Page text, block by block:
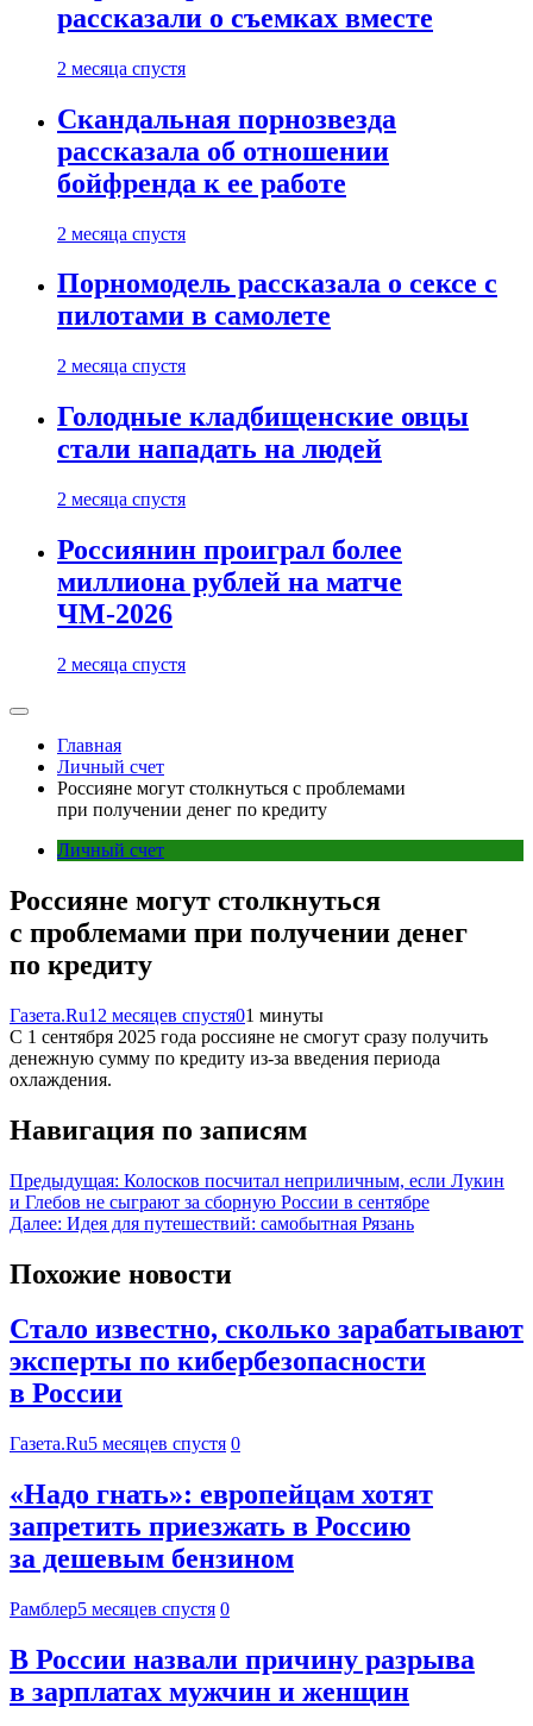
рассказали о съемках вместе
2 месяца спустя
Скандальная порнозвезда
рассказала об отношении
бойфренда к ее работе
2 месяца спустя
Порномодель рассказала о сексе с
пилотами в самолете
2 месяца спустя
Голодные кладбищенские овцы
стали нападать на людей
2 месяца спустя
Россиянин проиграл более
миллиона рублей на матче
ЧМ-2026
2 месяца спустя
Главная
Личный счет
Россияне могут столкнуться с проблемами
при получении денег по кредиту
Личный счет
Россияне могут столкнуться
с проблемами при получении денег
по кредиту
Газета.Ru12 месяцев спустя01 минуты
С 1 сентября 2025 года россияне не смогут сразу получить
денежную сумму по кредиту из-за введения периода
охлаждения.
Навигация по записям
Предыдущая: Колосков посчитал неприличным, если Лукин
и Глебов не сыграют за сборную России в сентябре
Далее: Идея для путешествий: самобытная Рязань
Похожие новости
Стало известно, сколько зарабатывают
эксперты по кибербезопасности
в России
Газета.Ru5 месяцев спустя 0
«Надо гнать»: европейцам хотят
запретить приезжать в Россию
за дешевым бензином
Рамблер5 месяцев спустя 0
В России назвали причину разрыва
в зарплатах мужчин и женщин